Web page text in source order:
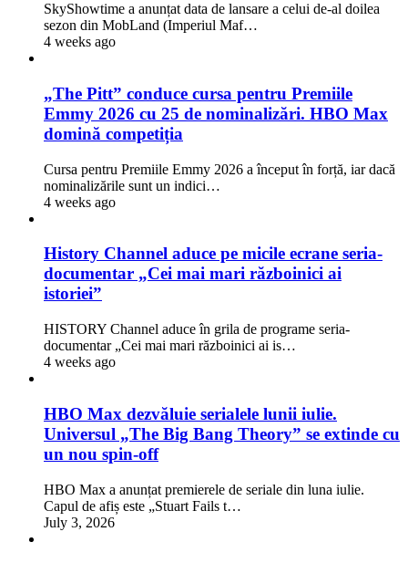
SkyShowtime a anunțat data de lansare a celui de-al doilea
sezon din MobLand (Imperiul Maf…
4 weeks ago
„The Pitt” conduce cursa pentru Premiile
Emmy 2026 cu 25 de nominalizări. HBO Max
domină competiția
Cursa pentru Premiile Emmy 2026 a început în forță, iar dacă
nominalizările sunt un indici…
4 weeks ago
History Channel aduce pe micile ecrane seria-
documentar „Cei mai mari războinici ai
istoriei”
HISTORY Channel aduce în grila de programe seria-
documentar „Cei mai mari războinici ai is…
4 weeks ago
HBO Max dezvăluie serialele lunii iulie.
Universul „The Big Bang Theory” se extinde cu
un nou spin-off
HBO Max a anunțat premierele de seriale din luna iulie.
Capul de afiș este „Stuart Fails t…
July 3, 2026